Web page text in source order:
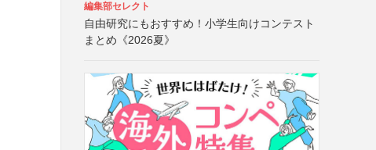
編集部セレクト
自由研究にもおすすめ！小学生向けコンテスト
まとめ《2026夏》